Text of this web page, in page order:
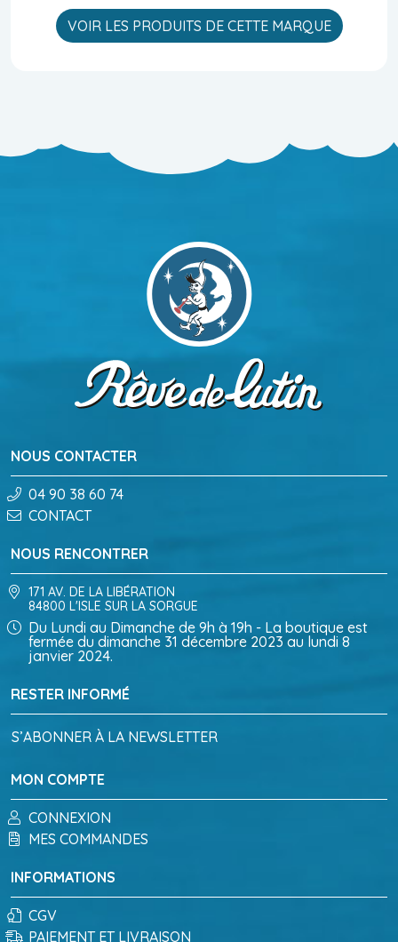
VOIR LES PRODUITS DE CETTE MARQUE
NOUS CONTACTER
04 90 38 60 74
CONTACT
RESTER INFORMÉ
S’ABONNER À LA NEWSLETTER
MON COMPTE
CONNEXION
MES COMMANDES
NOUS RENCONTRER
171 AV. DE LA LIBÉRATION
84800 L'ISLE SUR LA SORGUE
Du Lundi au Dimanche de 9h à 19h - La boutique est
fermée du dimanche 31 décembre 2023 au lundi 8
janvier 2024.
INFORMATIONS
CGV
PAIEMENT ET LIVRAISON